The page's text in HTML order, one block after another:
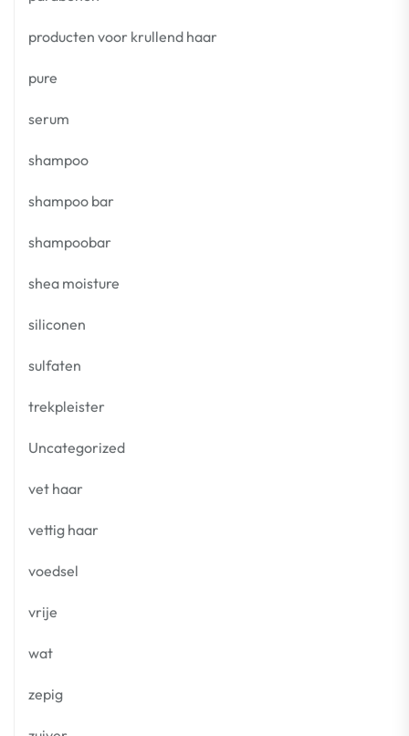
producten voor krullend haar
pure
serum
shampoo
shampoo bar
shampoobar
shea moisture
siliconen
sulfaten
trekpleister
Uncategorized
vet haar
vettig haar
voedsel
vrije
wat
zepig